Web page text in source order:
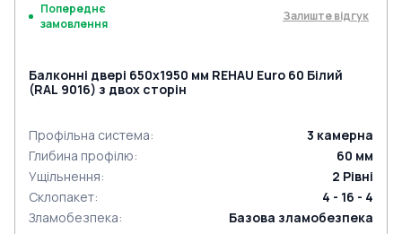
Попереднє
замовлення
Залиште відгук
Балконні двері 650x1950 мм REHAU Euro 60 Білий
(RAL 9016) з двох сторін
Профільна система: 3 камерна
Глибина профілю: 60 мм
Ущільнення: 2 Рівні
Склопакет:
4 - 16 - 4
Зламобезпека: Базова зламобезпека